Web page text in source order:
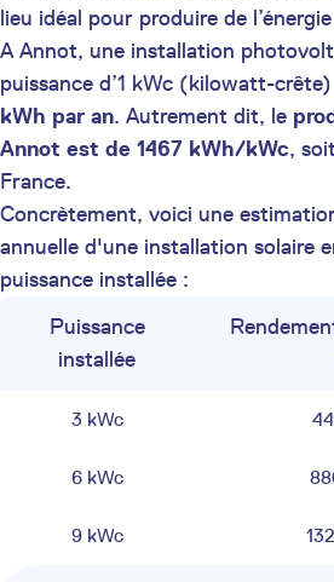
lieu idéal pour produire de
A Annot, une installation
puissance d’1 kWc (kilowatt-
kWh par an. Autrement dit, le
Annot est de 1467 kWh/kWc,
France.
Concrètement, voici une
annuelle d'une installation solaire
puissance installée :
Puissance
installée
3 kWc
6 kWc
9 kWc